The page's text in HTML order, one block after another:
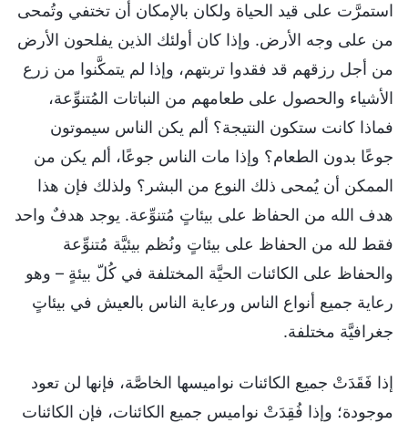
استمرَّت على قيد الحياة ولكان بالإمكان أن تختفي وتُمحى
من على وجه الأرض. وإذا كان أولئك الذين يفلحون الأرض
من أجل رزقهم قد فقدوا تربتهم، وإذا لم يتمكَّنوا من زرع
الأشياء والحصول على طعامهم من النباتات المُتنوِّعة،
فماذا كانت ستكون النتيجة؟ ألم يكن الناس سيموتون
جوعًا بدون الطعام؟ وإذا مات الناس جوعًا، ألم يكن من
الممكن أن يُمحى ذلك النوع من البشر؟ ولذلك فإن هذا
هدف الله من الحفاظ على بيئاتٍ مُتنوِّعة. يوجد هدفٌ واحد
فقط لله من الحفاظ على بيئاتٍ ونُظم بيئيَّة مُتنوِّعة
والحفاظ على الكائنات الحيَّة المختلفة في كُلّ بيئةٍ – وهو
رعاية جميع أنواع الناس ورعاية الناس بالعيش في بيئاتٍ
جغرافيَّة مختلفة.
إذا فَقَدَتْ جميع الكائنات نواميسها الخاصَّة، فإنها لن تعود
موجودة؛ وإذا فُقِدَتْ نواميس جميع الكائنات، فإن الكائنات